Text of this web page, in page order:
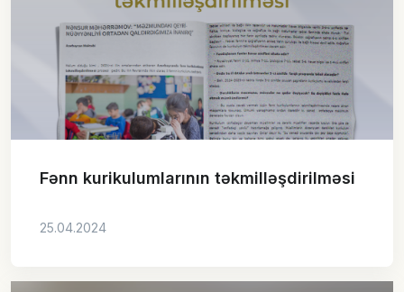
Fənn kurikulumlarının təkmilləşdirilməsi
25.04.2024